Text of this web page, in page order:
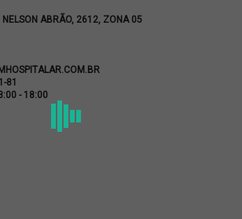
NELSON ABRÃO, 2612, ZONA 05
81
- 18:00